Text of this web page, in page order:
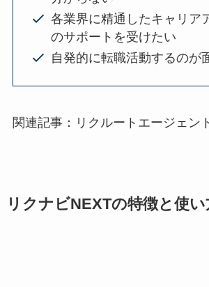
各業界に精通したキャリア
のサポートを受けたい
自発的に転職活動するのが
関連記事：リクルートエージェン
リクナビNEXTの特徴と使い